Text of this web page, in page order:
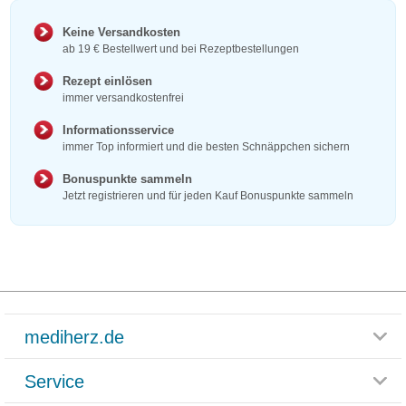
Keine Versandkosten
ab 19 € Bestellwert und bei Rezeptbestellungen
Rezept einlösen
immer versandkostenfrei
Informationsservice
immer Top informiert und die besten Schnäppchen sichern
Bonuspunkte sammeln
Jetzt registrieren und für jeden Kauf Bonuspunkte sammeln
mediherz.de
Glossar
Service